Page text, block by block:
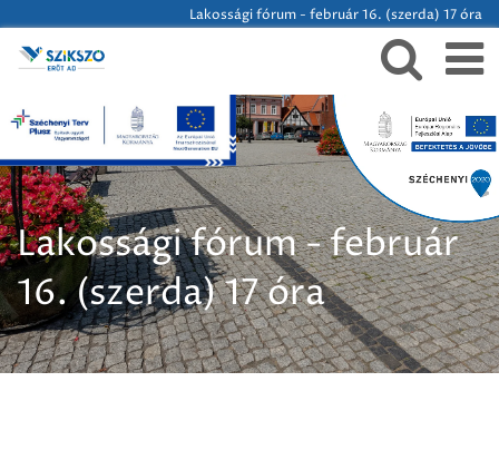
Lakossági fórum - február 16. (szerda) 17 óra
Lakossági fórum - február
16. (szerda) 17 óra